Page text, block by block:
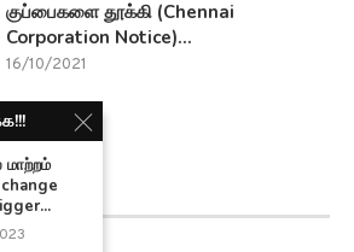
குப்பைகளை தூக்கி (Chennai
Corporation Notice)...
16/10/2021
மாற்றம்